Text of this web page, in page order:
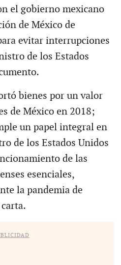
el gobierno mexicano
de México de
evitar interrupciones
de los Estados
bienes por un valor
de México en 2018;
un papel integral en
de los Estados Unidos
de las
esenciales,
la pandemia de